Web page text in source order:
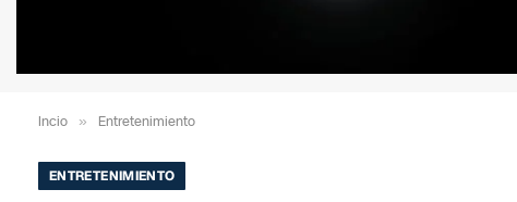
Incio » Entretenimiento
ENTRETENIMIENTO